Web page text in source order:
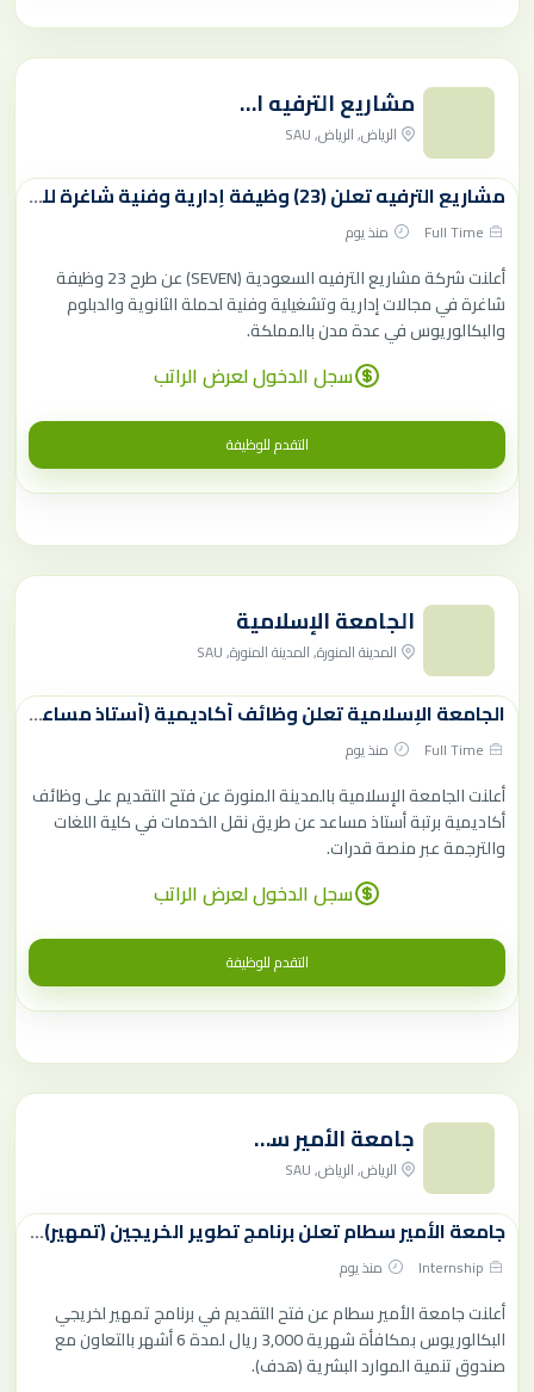
مشاريع الترفيه السعودية
الرياض, الرياض, SAU
مشاريع الترفيه تعلن (23) وظيفة إدارية وفنية شاغرة للرجال والنساء
Full Time منذ يوم
أعلنت شركة مشاريع الترفيه السعودية (SEVEN) عن طرح 23 وظيفة
شاغرة في مجالات إدارية وتشغيلية وفنية لحملة الثانوية والدبلوم
والبكالوريوس في عدة مدن بالمملكة.
سجل الدخول لعرض الراتب
التقدم للوظيفة
الجامعة الإسلامية
المدينة المنورة, المدينة المنورة, SAU
الجامعة الإسلامية تعلن وظائف أكاديمية (أستاذ مساعد) عن طريق نقل الخدمات
Full Time منذ يوم
أعلنت الجامعة الإسلامية بالمدينة المنورة عن فتح التقديم على وظائف
أكاديمية برتبة أستاذ مساعد عن طريق نقل الخدمات في كلية اللغات
والترجمة عبر منصة قدرات.
سجل الدخول لعرض الراتب
التقدم للوظيفة
جامعة الأمير سطام بن عبدالعزيز،
الرياض, الرياض, SAU
جامعة الأمير سطام تعلن برنامج تطوير الخريجين (تمهير) بمكافأة 3,000 ريال
Internship منذ يوم
أعلنت جامعة الأمير سطام عن فتح التقديم في برنامج تمهير لخريجي
البكالوريوس بمكافأة شهرية 3,000 ريال لمدة 6 أشهر بالتعاون مع
صندوق تنمية الموارد البشرية (هدف).